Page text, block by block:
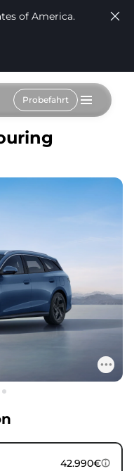
of America.
Probefahrt
42.990€